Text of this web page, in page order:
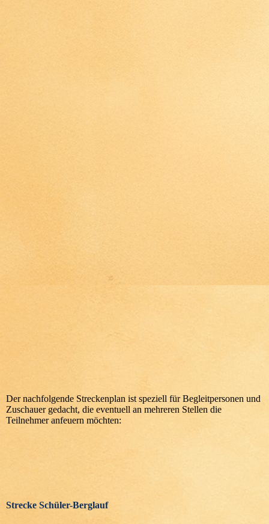
Der nachfolgende Streckenplan ist speziell für Begleitpersonen und
Zuschauer gedacht, die eventuell an mehreren Stellen die
Teilnehmer anfeuern möchten:
Strecke Schüler-Berglauf